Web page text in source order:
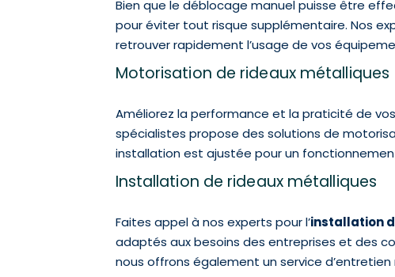
Bien que le déblocage manuel puisse être
pour éviter tout risque supplémentaire. Nos
retrouver rapidement l’usage de vos
Motorisation de rideaux métalliques
Améliorez la performance et la praticité de
spécialistes propose des solutions de
installation est ajustée pour un
Installation de rideaux métalliques
Faites appel à nos experts pour l’installation
adaptés aux besoins des entreprises et des
nous offrons également un service